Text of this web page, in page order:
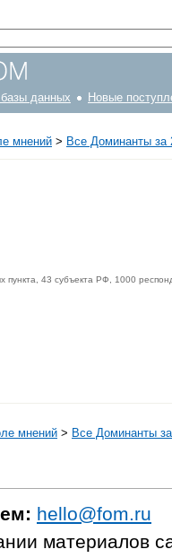
данных Новые
мнений > Все Доминанты за
43 субъекта РФ, 1000
мнений > Все Доминанты
hello@fom.ru
материалов